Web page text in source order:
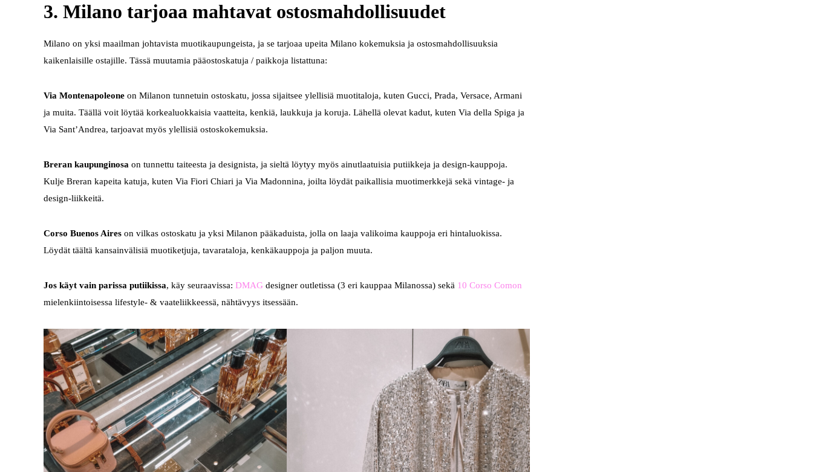
3. Milano tarjoaa mahtavat ostosmahdollisuudet
Milano on yksi maailman johtavista muotikaupungeista, ja se tarjoaa upeita Milano kokemuksia ja ostosmahdollisuuksia
kaikenlaisille ostajille. Tässä muutamia pääostoskatuja / paikkoja listattuna:
Via Montenapoleone on Milanon tunnetuin ostoskatu, jossa sijaitsee ylellisiä muotitaloja, kuten Gucci, Prada, Versace, Armani
ja muita. Täällä voit löytää korkealuokkaisia vaatteita, kenkiä, laukkuja ja koruja. Lähellä olevat kadut, kuten Via della Spiga ja
Via Sant’Andrea, tarjoavat myös ylellisiä ostoskokemuksia.
Breran kaupunginosa on tunnettu taiteesta ja designista, ja sieltä löytyy myös ainutlaatuisia putiikkeja ja design-kauppoja.
Kulje Breran kapeita katuja, kuten Via Fiori Chiari ja Via Madonnina, joilta löydät paikallisia muotimerkkejä sekä vintage- ja
design-liikkeitä.
Corso Buenos Aires on vilkas ostoskatu ja yksi Milanon pääkaduista, jolla on laaja valikoima kauppoja eri hintaluokissa.
Löydät täältä kansainvälisiä muotiketjuja, tavarataloja, kenkäkauppoja ja paljon muuta.
Jos käyt vain parissa putiikissa, käy seuraavissa: DMAG designer outletissa (3 eri kauppaa Milanossa) sekä 10 Corso Comon
mielenkiintoisessa lifestyle- & vaateliikkeessä, nähtävyys itsessään.